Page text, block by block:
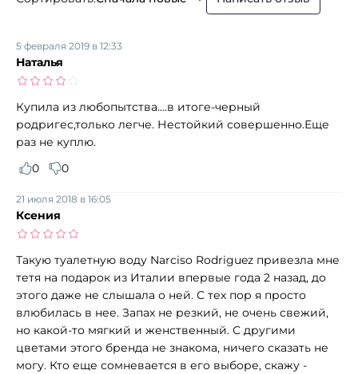
Наталья
5 февраля 2019 в 12:33
Купила из любопытства....в итоге-черный
родригес,только легче. Нестойкий совершенно.Еще
раз не куплю.
0
0
Ксения
21 июля 2018 в 16:05
Такую туалетную воду Narciso Rodriguez привезла мне
тетя на подарок из Италии впервые года 2 назад, до
этого даже не слышала о ней. С тех пор я просто
влюбилась в нее. Запах не резкий, не очень свежий,
но какой-то мягкий и женственный. С другими
цветами этого бренда не знакома, ничего сказать не
могу. Кто еще сомневается в его выборе, скажу -